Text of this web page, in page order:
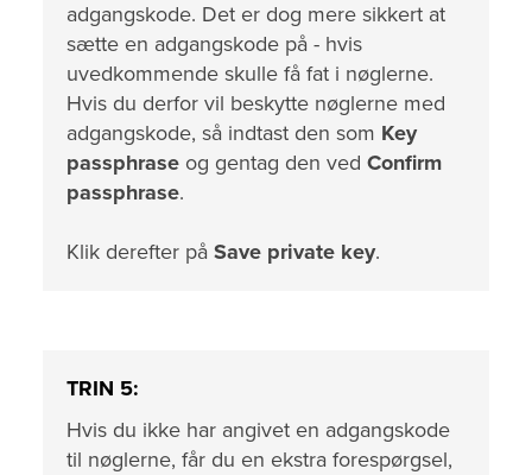
adgangskode. Det er dog mere sikkert at
sætte en adgangskode på - hvis
uvedkommende skulle få fat i nøglerne.
Hvis du derfor vil beskytte nøglerne med
adgangskode, så indtast den som Key
passphrase og gentag den ved Confirm
passphrase.
Klik derefter på Save private key.
TRIN 5:
Hvis du ikke har angivet en adgangskode
til nøglerne, får du en ekstra forespørgsel,